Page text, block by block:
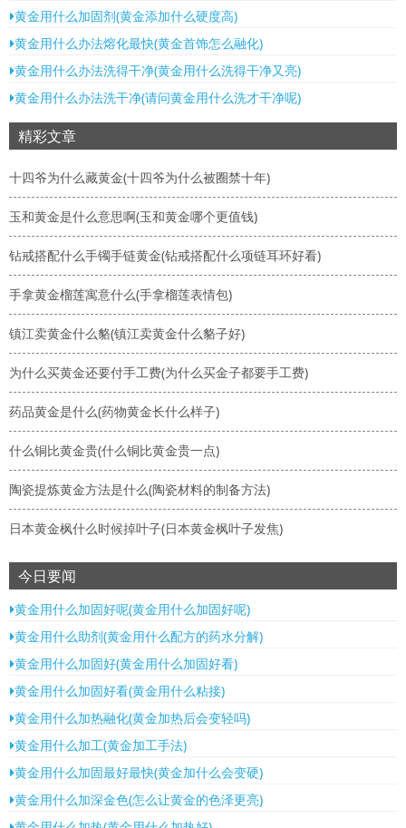
黄金用什么加固剂(黄金添加什么硬度高)
黄金用什么办法熔化最快(黄金首饰怎么融化)
黄金用什么办法洗得干净(黄金用什么洗得干净又亮)
黄金用什么办法洗干净(请问黄金用什么洗才干净呢)
精彩文章
十四爷为什么藏黄金(十四爷为什么被圈禁十年)
玉和黄金是什么意思啊(玉和黄金哪个更值钱)
钻戒搭配什么手镯手链黄金(钻戒搭配什么项链耳环好看)
手拿黄金榴莲寓意什么(手拿榴莲表情包)
镇江卖黄金什么貉(镇江卖黄金什么貉子好)
为什么买黄金还要付手工费(为什么买金子都要手工费)
药品黄金是什么(药物黄金长什么样子)
什么铜比黄金贵(什么铜比黄金贵一点)
陶瓷提炼黄金方法是什么(陶瓷材料的制备方法)
日本黄金枫什么时候掉叶子(日本黄金枫叶子发焦)
今日要闻
黄金用什么加固好呢(黄金用什么加固好呢)
黄金用什么助剂(黄金用什么配方的药水分解)
黄金用什么加固好(黄金用什么加固好看)
黄金用什么加固好看(黄金用什么粘接)
黄金用什么加热融化(黄金加热后会变轻吗)
黄金用什么加工(黄金加工手法)
黄金用什么加固最好最快(黄金加什么会变硬)
黄金用什么加深金色(怎么让黄金的色泽更亮)